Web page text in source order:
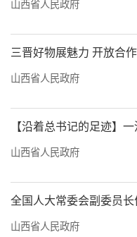
种，草坪、地被植
实现了‘三季有花
果。”太原市汾管委
诉记者，良好的生
鹭、斑嘴鸭等165
仅勾勒出人鸟和谐
种多样性也发挥了重
不仅仅是单点
提质迈进。目前，
山西省人民政府
三晋好物展魅力 开放合
山西省人民政府
【沿着总书记的足迹】
山西省人民政府
全国人大常委会副委员
山西省人民政府